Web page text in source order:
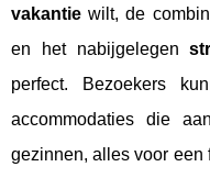
vakantie wilt, de
en het nabijgelegen
perfect. Bezoekers
accommodaties die
gezinnen, alles voor een